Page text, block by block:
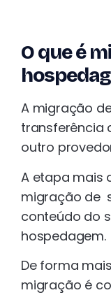
O que é
A migração
transferência
outro
A etapa mais
migração de
conteúdo do
hospedagem.
De forma
migração é